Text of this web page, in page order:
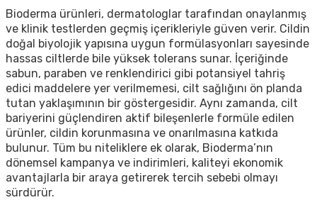
Bioderma ürünleri, dermatologlar tarafından onaylanmış
ve klinik testlerden geçmiş içerikleriyle güven verir. Cildin
doğal biyolojik yapısına uygun formülasyonları sayesinde
hassas ciltlerde bile yüksek tolerans sunar. İçeriğinde
sabun, paraben ve renklendirici gibi potansiyel tahriş
edici maddelere yer verilmemesi, cilt sağlığını ön planda
tutan yaklaşımının bir göstergesidir. Aynı zamanda, cilt
bariyerini güçlendiren aktif bileşenlerle formüle edilen
ürünler, cildin korunmasına ve onarılmasına katkıda
bulunur. Tüm bu niteliklere ek olarak, Bioderma’nın
dönemsel kampanya ve indirimleri, kaliteyi ekonomik
avantajlarla bir araya getirerek tercih sebebi olmayı
sürdürür.